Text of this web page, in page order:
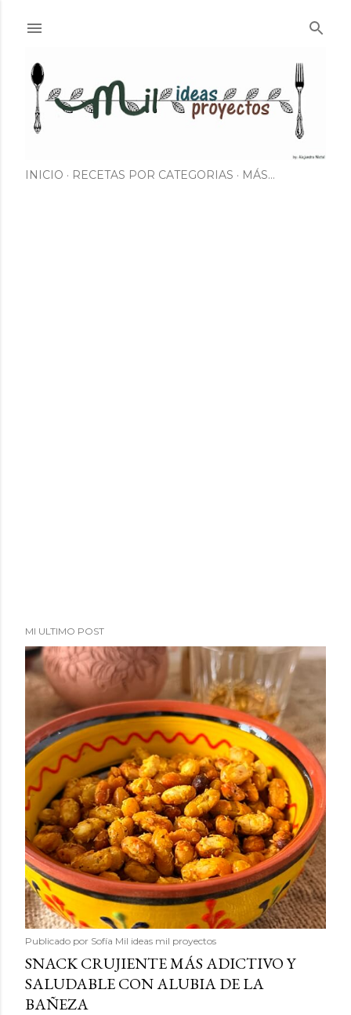
INICIO RECETAS POR CATEGORIAS MÁS…
MI ULTIMO POST
Publicado por Sofía Mil ideas mil proyectos
SNACK CRUJIENTE MÁS ADICTIVO Y
SALUDABLE CON ALUBIA DE LA
BAÑEZA